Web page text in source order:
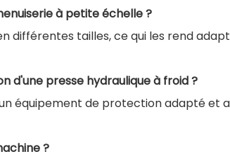
à petite échelle ?
différentes tailles, ce qui les rend
d'une presse hydraulique à froid ?
équipement de protection adapté et
?